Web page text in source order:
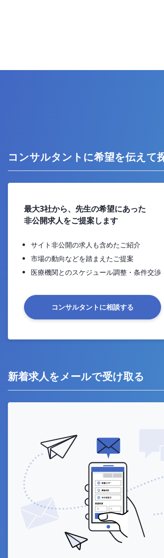
コンサルタントに希望を伝えて
最大3社から、先生の希望にあった
非公開求人をご提案します
サイト非公開の求人も含めたご紹介
市場の動向などを踏まえたご提案
医療機関とのスケジュール調整・条件交渉
コンサルタントに相談する
新着求人をメールで受け取る